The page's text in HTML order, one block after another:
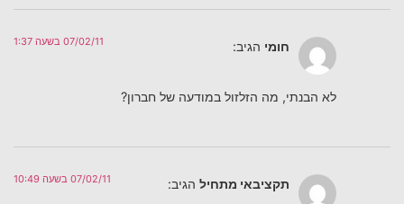
חומי הגיב: 07/02/11 בשעה 1:37
לא הבנתי, מה הזלזול במודעה של חברון?
תקציבאי מתחיל הגיב: 07/02/11 בשעה 10:49